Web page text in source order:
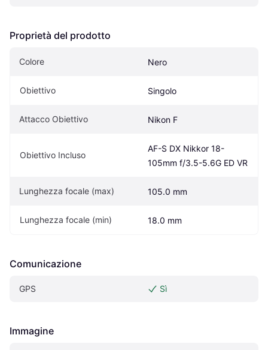
Proprietà del prodotto
Colore Nero
Obiettivo Singolo
Attacco Obiettivo Nikon F
Obiettivo Incluso
AF-S DX Nikkor 18-
105mm f/3.5-5.6G ED VR
Lunghezza focale (max) 105.0 mm
Lunghezza focale (min) 18.0 mm
Comunicazione
GPS Sì
Immagine